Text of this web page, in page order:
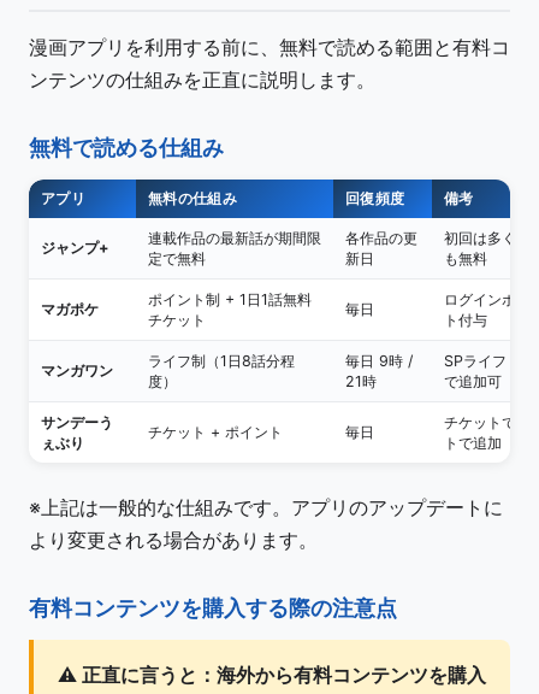
漫画アプリを利用する前に、無料で読める範囲と有料コ
ンテンツの仕組みを正直に説明します。
無料で読める仕組み
アプリ 無料の仕組み 回復頻度 備考
ジャンプ+
連載作品の最新話が期間限
定で無料
各作品の更
新日
初回は多くの
も無料
マガポケ
ポイント制 + 1日1話無料
チケット
毎日
ログインボー
ト付与
マンガワン
ライフ制（1日8話分程
度）
毎日 9時 /
21時
SPライフ（
で追加可
サンデーう
ぇぶり
チケット + ポイント 毎日
チケットで1
トで追加
※上記は一般的な仕組みです。アプリのアップデートに
より変更される場合があります。
有料コンテンツを購入する際の注意点
⚠️ 正直に言うと： 海外から有料コンテンツを購入